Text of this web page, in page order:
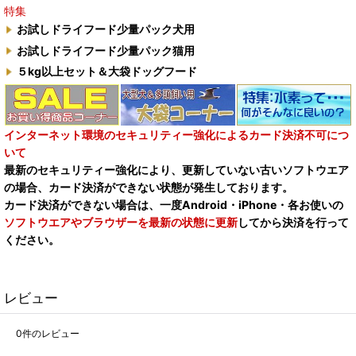
特集
お試しドライフード少量パック犬用
お試しドライフード少量パック猫用
５kg以上セット＆大袋ドッグフード
インターネット環境のセキュリティー強化によるカード決済不可につ
いて
最新のセキュリティー強化により、更新していない古いソフトウエア
の場合、カード決済ができない状態が発生しております。
カード決済ができない場合は、一度Android・iPhone・各お使いの
ソフトウエアやブラウザーを最新の状態に更新してから決済を行って
ください。
レビュー
0件のレビュー